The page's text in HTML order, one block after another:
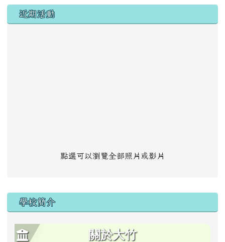
左邊區域內容
近期活動
點選可以瀏覽全部照片或影片
學校簡介
關於大竹